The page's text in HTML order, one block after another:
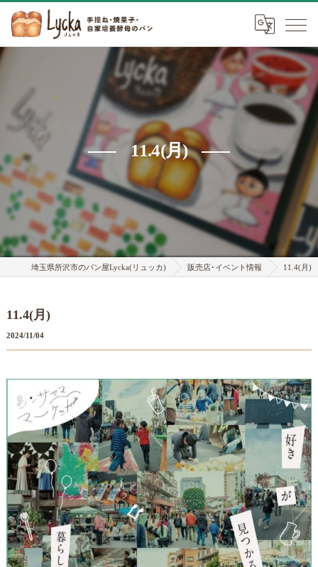
11.4(月)
埼玉県所沢市のパン屋Lycka(リュッカ) 販売店･イベント情報 11.4(月)
11.4(月)
2024/11/04